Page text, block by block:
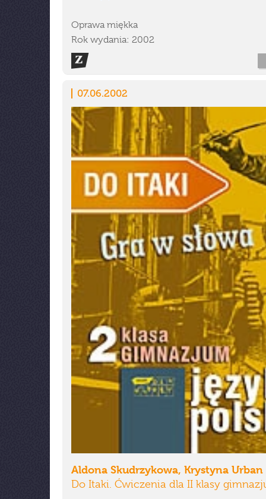
Oprawa miękka
Rok wydania: 2002
07.06.2002
Aldona Skudrzykowa, Krystyna Urban
Do Itaki. Ćwiczenia dla II klasy